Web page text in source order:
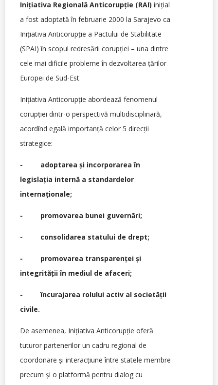
Iniţiativa Regională Anticorupţie (RAI) iniţial
a fost adoptată în februarie 2000 la Sarajevo ca
Iniţiativa Anticorupţie a Pactului de Stabilitate
(SPAI) în scopul redresării corupţiei – una dintre
cele mai dificile probleme în dezvoltarea ţărilor
Europei de Sud-Est.
Iniţiativa Anticorupţie abordează fenomenul
corupţiei dintr-o perspectivă multidisciplinară,
acordînd egală importanţă celor 5 direcţii
strategice:
- adoptarea şi incorporarea în
legislaţia internă a standardelor
internaţionale;
- promovarea bunei guvernări;
- consolidarea statului de drept;
- promovarea transparenţei şi
integrităţii în mediul de afaceri;
- încurajarea rolului activ al societăţii
civile.
De asemenea, Iniţiativa Anticorupţie oferă
tuturor partenerilor un cadru regional de
coordonare şi interacţiune între statele membre
precum şi o platformă pentru dialog cu